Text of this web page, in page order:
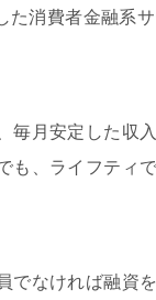
た消費者金融系
毎月安定した収
も、ライフティ
でなければ融資